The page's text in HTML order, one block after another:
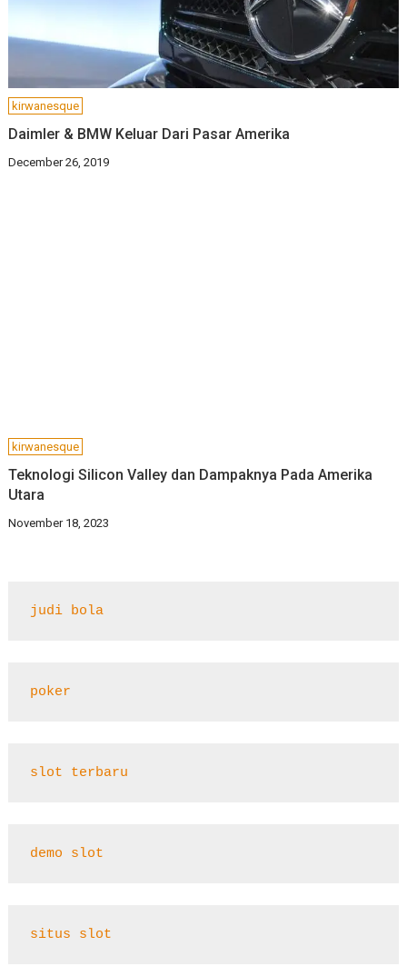
kirwanesque
Daimler & BMW Keluar Dari Pasar Amerika
December 26, 2019
kirwanesque
Teknologi Silicon Valley dan Dampaknya Pada Amerika
Utara
November 18, 2023
judi bola
poker
slot terbaru
demo slot
situs slot